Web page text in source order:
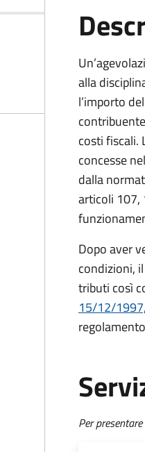
alla
l’importo
costi fiscali.
concesse
dalla
articoli 107,
Dopo aver
condizioni,
tributi così
15/12/
Per